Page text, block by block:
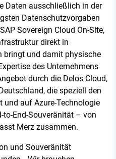
Daten ausschließlich in der
Datenschutzvorgaben
Sovereign Cloud On-Site,
direkt in
bringt und damit physische
des Unternehmens
durch die Delos Cloud,
die speziell den
und auf Azure-Technologie
to-End-Souveränität – von
Merz zusammen.
und Souveränität